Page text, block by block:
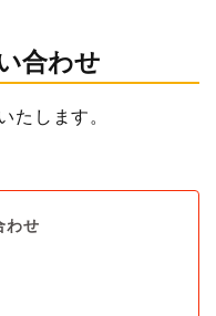
合わせ
たします。
わせ